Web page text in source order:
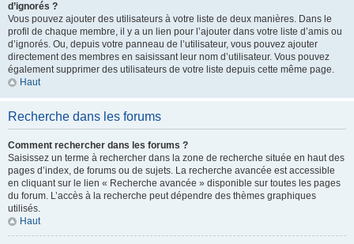
d’ignorés ?
Vous pouvez ajouter des utilisateurs à votre liste de deux manières. Dans le
profil de chaque membre, il y a un lien pour l’ajouter dans votre liste d’amis ou
d’ignorés. Ou, depuis votre panneau de l’utilisateur, vous pouvez ajouter
directement des membres en saisissant leur nom d’utilisateur. Vous pouvez
également supprimer des utilisateurs de votre liste depuis cette même page.
Haut
Recherche dans les forums
Comment rechercher dans les forums ?
Saisissez un terme à rechercher dans la zone de recherche située en haut des
pages d’index, de forums ou de sujets. La recherche avancée est accessible
en cliquant sur le lien « Recherche avancée » disponible sur toutes les pages
du forum. L’accès à la recherche peut dépendre des thèmes graphiques
utilisés.
Haut